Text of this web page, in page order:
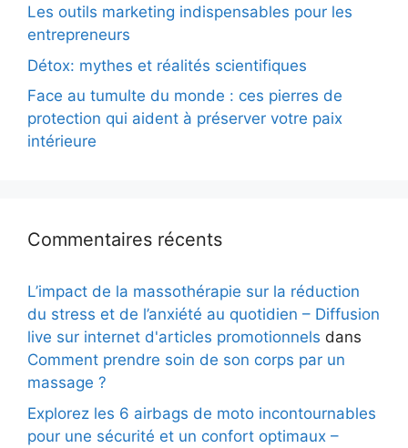
Les outils marketing indispensables pour les
entrepreneurs
Détox: mythes et réalités scientifiques
Face au tumulte du monde : ces pierres de
protection qui aident à préserver votre paix
intérieure
Commentaires récents
L’impact de la massothérapie sur la réduction
du stress et de l’anxiété au quotidien – Diffusion
live sur internet d'articles promotionnels dans
Comment prendre soin de son corps par un
massage ?
Explorez les 6 airbags de moto incontournables
pour une sécurité et un confort optimaux –